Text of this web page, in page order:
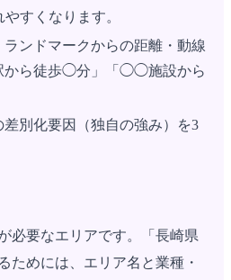
すくなります。
ンドマークからの距離・動線
から徒歩◯分」「◯◯施設から
別化要因（独自の強み）を3
必要なエリアです。「長崎県
ためには、エリア名と業種・